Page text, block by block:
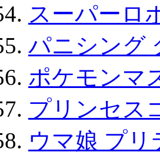
スーパーロ
パニシング
ポケモンマ
プリンセス
ウマ娘 プ